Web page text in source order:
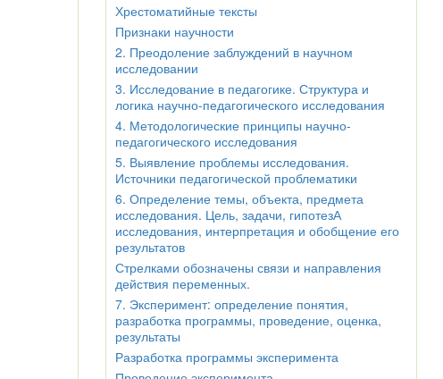
Хрестоматийные тексты
Признаки научности
2. Преодоление заблуждений в научном
исследовании
3. Исследование в педагогике. Структура и
логика научно-педагогического исследования
4. Методологические принципы научно-
педагогического исследования
5. Выявление проблемы исследования.
Источники педагогической проблематики
6. Определение темы, объекта, предмета
исследования. Цель, задачи, гипотезА
исследования, интерпретация и обобщение его
результатов
Стрелками обозначены связи и направления
действия переменных.
7. Эксперимент: определение понятия,
разработка программы, проведение, оценка,
результаты
Разработка программы эксперимента